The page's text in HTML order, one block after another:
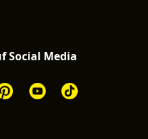
Social Media